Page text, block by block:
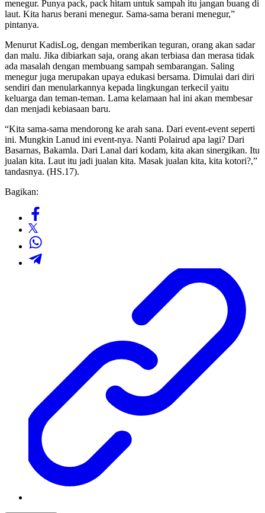
menegur. Punya pack, pack hitam untuk sampah itu jangan buang di
laut. Kita harus berani menegur. Sama-sama berani menegur,”
pintanya.
Menurut KadisLog, dengan memberikan teguran, orang akan sadar
dan malu. Jika dibiarkan saja, orang akan terbiasa dan merasa tidak
ada masalah dengan membuang sampah sembarangan. Saling
menegur juga merupakan upaya edukasi bersama. Dimulai dari diri
sendiri dan menularkannya kepada lingkungan terkecil yaitu
keluarga dan teman-teman. Lama kelamaan hal ini akan membesar
dan menjadi kebiasaan baru.
“Kita sama-sama mendorong ke arah sana. Dari event-event seperti
ini. Mungkin Lanud ini event-nya. Nanti Polairud apa lagi? Dari
Basarnas, Bakamla. Dari Lanal dari kodam, kita akan sinergikan. Itu
jualan kita. Laut itu jadi jualan kita. Masak jualan kita, kita kotori?,”
tandasnya. (HS.17).
Bagikan: